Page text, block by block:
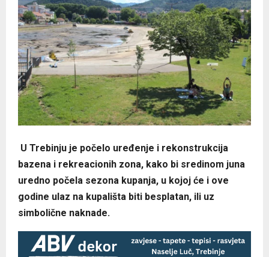
U Trebinju je počelo uređenje i rekonstrukcija
bazena i rekreacionih zona, kako bi sredinom juna
uredno počela sezona kupanja, u kojoj će i ove
godine ulaz na kupališta biti besplatan, ili uz
simbolične naknade.